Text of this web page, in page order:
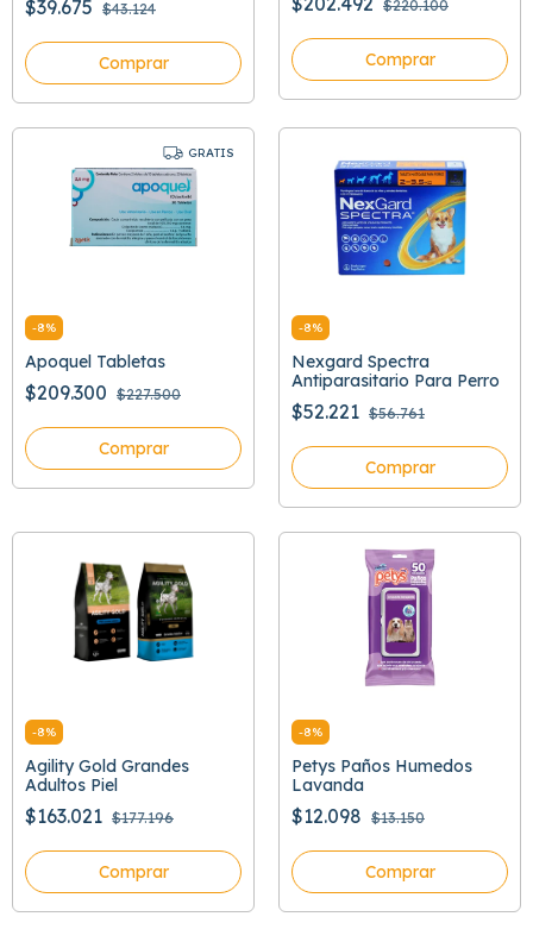
$39.675 $43.124
Comprar
$220.100
Comprar
GRATIS
-8%
Apoquel Tabletas
$209.300 $227.500
Comprar
-8%
Nexgard Spectra
Antiparasitario Para Perro
$52.221 $56.761
Comprar
-8%
Agility Gold Grandes
Adultos Piel
$163.021 $177.196
Comprar
-8%
Petys Paños Humedos
Lavanda
$12.098 $13.150
Comprar